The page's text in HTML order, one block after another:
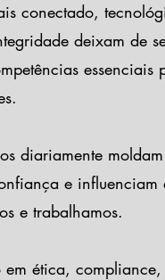
conectado,
deixam de
essenciais
diariamente
e influenciam
e trabalhamos.
ética, compliance,